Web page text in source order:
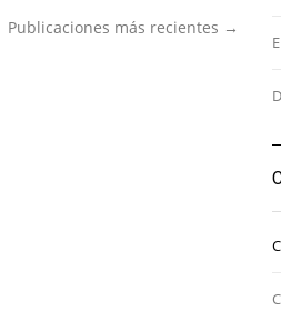
Publicaciones más recientes →